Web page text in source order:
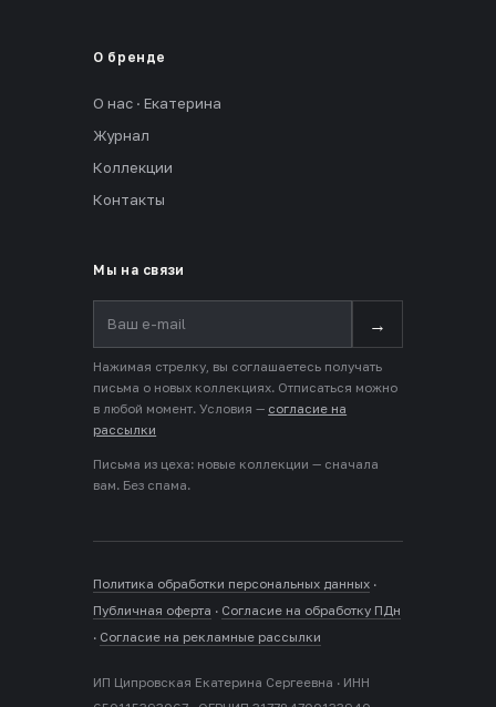
О бренде
О нас · Екатерина
Журнал
Коллекции
Контакты
Мы на связи
→
Нажимая стрелку, вы соглашаетесь получать
письма о новых коллекциях. Отписаться можно
в любой момент. Условия — согласие на
рассылки
Письма из цеха: новые коллекции — сначала
вам. Без спама.
Политика обработки персональных данных ·
Публичная оферта · Согласие на обработку ПДн
· Согласие на рекламные рассылки
ИП Ципровская Екатерина Сергеевна · ИНН